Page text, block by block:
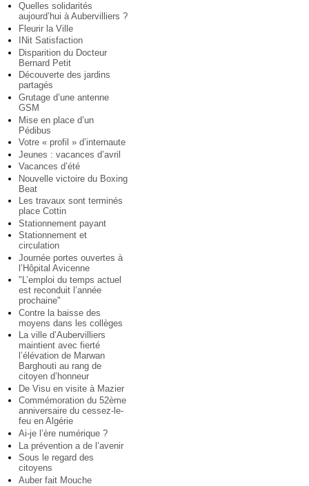
Quelles solidarités
aujourd’hui à Aubervilliers ?
Fleurir la Ville
INit Satisfaction
Disparition du Docteur
Bernard Petit
Découverte des jardins
partagés
Grutage d’une antenne
GSM
Mise en place d’un
Pédibus
Votre « profil » d’internaute
Jeunes : vacances d’avril
Vacances d’été
Nouvelle victoire du Boxing
Beat
Les travaux sont terminés
place Cottin
Stationnement payant
Stationnement et
circulation
Journée portes ouvertes à
l’Hôpital Avicenne
"L’emploi du temps actuel
est reconduit l’année
prochaine"
Contre la baisse des
moyens dans les collèges
La ville d’Aubervilliers
maintient avec fierté
l’élévation de Marwan
Barghouti au rang de
citoyen d’honneur
De Visu en visite à Mazier
Commémoration du 52ème
anniversaire du cessez-le-
feu en Algérie
Ai-je l’ère numérique ?
La prévention a de l’avenir
Sous le regard des
citoyens
Auber fait Mouche